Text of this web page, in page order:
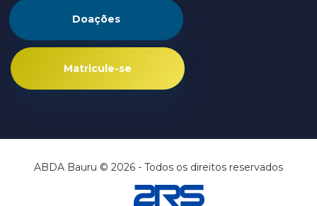
Doações
Matricule-se
ABDA Bauru © 2026 - Todos os direitos reservados